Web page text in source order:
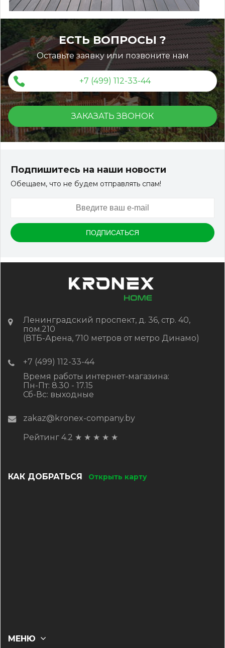
150*25*3000 мм
КУПИТЬ
ЕСТЬ ВОПРОСЫ ?
Оставьте заявку или позвоните нам
+7 (499) 112-33-44
ЗАКАЗАТЬ ЗВОНОК
Подпишитесь на наши новости
Обещаем, что не будем отправлять спам!
Ленинградский проспект, д. 36, стр. 40,
пом.210
(ВТБ-Арена, 710 метров от метро Динамо)
+7 (499) 112-33-44
Время работы интернет-магазина:
Пн-Пт: 8.30 - 17.15
Сб-Вс: выходные
zakaz@kronex-company.by
Рейтинг 4.2 ★ ★ ★ ★ ★
КАК ДОБРАТЬСЯ Открыть карту
МЕНЮ